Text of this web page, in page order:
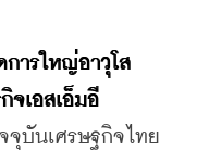
ารใหญ่อาวุโส
จเอสเอ็มอี
จุบันเศรษฐกิจไทย